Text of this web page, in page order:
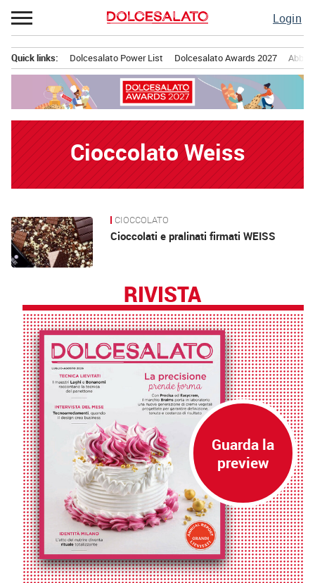
Passa
al
Login
principale
Quick links: Dolcesalato Power List Dolcesalato Awards 2027
Cioccolato Weiss
News CIOCCOLATO
Cioccolati e pralinati firmati WEISS
RIVISTA